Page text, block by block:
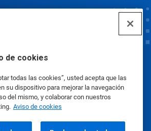
de cookies
todas las cookies”, usted acepta que las
su dispositivo para mejorar la navegación
del mismo, y colaborar con nuestros
Aviso de cookies
sobre seguridad|Política de
|Términos de uso